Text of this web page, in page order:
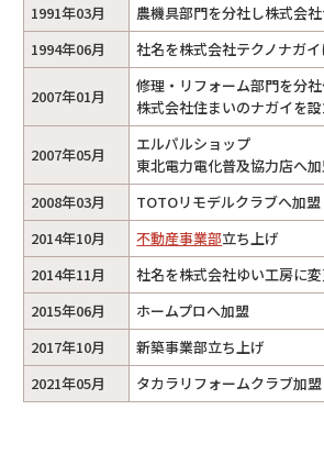
1991年03月
農機具部門を分社し株式会
1994年06月
社名を株式会社テクノナガ
2007年01月
修理・リフォーム部門を分
株式会社住まいのナガイを
2007年05月
エルパルショップ
東北電力電化普及協力店へ
2008年03月
TOTOリモデルクラブへ加盟
2014年10月
不動産事業部立ち上げ
2014年11月
社名を株式会社ゆい工房に
2015年06月
ホームプロへ加盟
2017年10月
新築事業部立ち上げ
2021年05月
タカラリフォームクラブ加盟